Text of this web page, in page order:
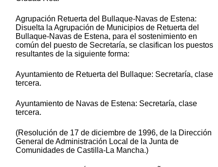
Agrupación Retuerta del Bullaque-Navas de Estena:
Disuelta la Agrupación de Municipios de Retuerta del
Bullaque-Navas de Estena, para el sostenimiento en
común del puesto de Secretaría, se clasifican los puestos
resultantes de la siguiente forma:
Ayuntamiento de Retuerta del Bullaque: Secretaría, clase
tercera.
Ayuntamiento de Navas de Estena: Secretaría, clase
tercera.
(Resolución de 17 de diciembre de 1996, de la Dirección
General de Administración Local de la Junta de
Comunidades de Castilla-La Mancha.)